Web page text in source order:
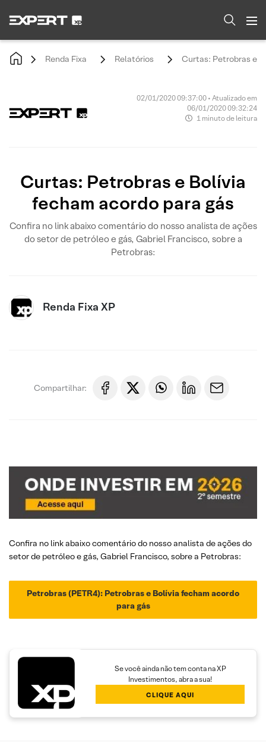
Renda Fixa Relatórios Curtas: Petrobras e
02/01/2020 09:37:00 • Atualizado em
06/01/2020 09:32:24
1 minuto de leitura
Curtas: Petrobras e Bolívia
fecham acordo para gás
Confira no link abaixo comentário do nosso analista de ações
do setor de petróleo e gás, Gabriel Francisco, sobre a
Petrobras:
Renda Fixa XP
Compartilhar:
Confira no link abaixo comentário do nosso analista de ações do
setor de petróleo e gás, Gabriel Francisco, sobre a Petrobras:
Petrobras (PETR4): Petrobras e Bolívia fecham acordo
para gás
Se você ainda não tem conta na XP
Investimentos, abra a sua!
CLIQUE AQUI